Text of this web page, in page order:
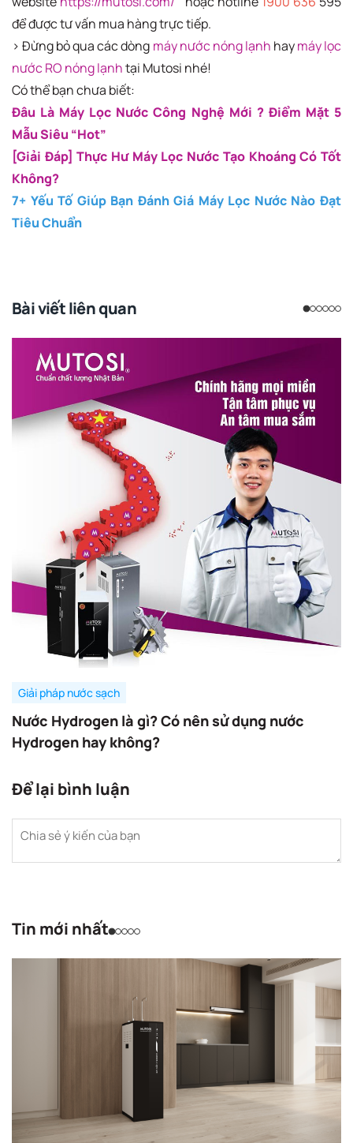
để được tư vấn mua hàng trực tiếp.
> Đừng bỏ qua các dòng máy nước nóng lạnh haymáy lọc
nước RO nóng lạnhtại Mutosi nhé!
Có thể bạn chưa biết:
Đâu Là Máy Lọc Nước Công Nghệ Mới ? Điểm Mặt 5
Mẫu Siêu “Hot”
[Giải Đáp] Thực Hư Máy Lọc Nước Tạo Khoáng Có Tốt
Không?
7+ Yếu Tố Giúp Bạn Đánh Giá Máy Lọc Nước Nào Đạt
Tiêu Chuẩn
Bài viết liên quan
Giải pháp nước sạch
Nước Hydrogen là gì? Có nên sử dụng nước
Hydrogen hay không?
Để lại bình luận
Tin mới nhất